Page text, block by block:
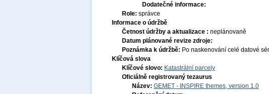
Dodatečné informace:
Role: správce
Informace o údržbě
Četnost údržby a aktualizace : neplánovaně
Datum plánované revize zdroje:
Poznámka k údržbě: Po naskenování celé datové
Klíčová slova
Klíčové slovo: Katastrální parcely
Oficiálně registrovaný tezaurus
Název: GEMET - INSPIRE themes, version 1.0